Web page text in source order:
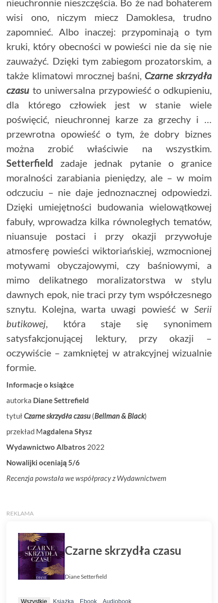
nieuchronnie nieszczęścia. Bo że nad bohaterem
wisi ono, niczym miecz Damoklesa, trudno
zapomnieć. Albo inaczej: przypominają o tym
kruki, który obecności w powieści nie da się nie
zauważyć. Dzięki tym zabiegom prozatorskim, a
także klimatowi mrocznej baśni, Czarne skrzydła
czasu to uniwersalna przypowieść o odkupieniu,
dla którego człowiek jest w stanie wiele
poświęcić, nieuchronnej karze za grzechy i …
przewrotna opowieść o tym, że dobry biznes
można zrobić właściwie na wszystkim.
Setterfield
zadaje jednak pytanie o granice
moralności zarabiania pieniędzy, ale – w moim
odczuciu – nie daje jednoznacznej odpowiedzi.
Dzięki umiejętności budowania wielowątkowej
fabuły, wprowadza kilka równoległych tematów,
niuansuje postaci i przy okazji przywołuje
atmosferę powieści wiktoriańskiej, wzmocnionej
motywami obyczajowymi, czy baśniowymi, a
mimo delikatnego moralizatorstwa w stylu
dawnych epok, nie traci przy tym współczesnego
sznytu. Kolejna, warta uwagi powieść w Serii
butikowej, która staje się synonimem
satysfakcjonującej lektury, przy okazji –
oczywiście – zamkniętej w atrakcyjnej wizualnie
formie.
Informacje o książce
autorka Diane Settrefield
tytułCzarne skrzydła czasu (Bellman & Black)
przekład Magdalena Słysz
Wydawnictwo Albatros 2022
Nowalijki oceniają 5/6
Recenzja powstała we współpracy z Wydawnictwem